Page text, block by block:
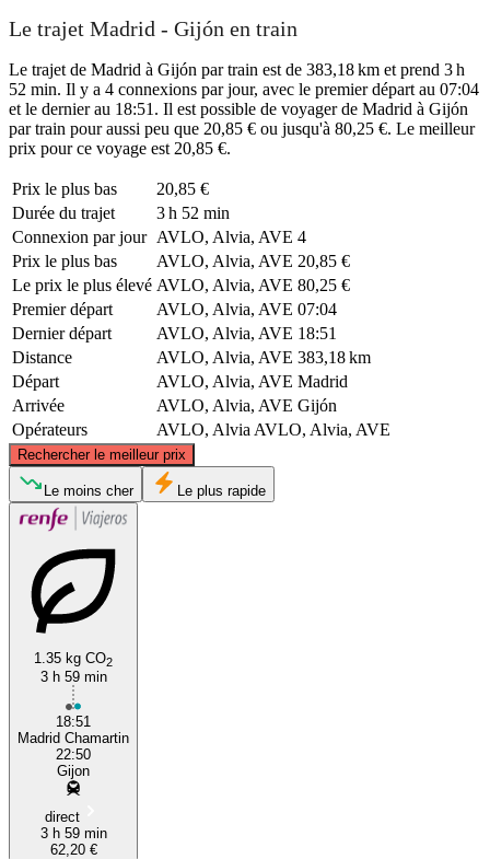
Le trajet Madrid - Gijón en train
Le trajet de Madrid à Gijón par train est de 383,18 km et prend 3 h
52 min. Il y a 4 connexions par jour, avec le premier départ au 07:04
et le dernier au 18:51. Il est possible de voyager de Madrid à Gijón
par train pour aussi peu que 20,85 € ou jusqu'à 80,25 €. Le meilleur
prix pour ce voyage est 20,85 €.
Prix ​​le plus bas
20,85 €
Durée du trajet
3 h 52 min
Connexion par jour AVLO, Alvia, AVE 4
Prix ​​le plus bas
AVLO, Alvia, AVE 20,85 €
Le prix le plus élevé AVLO, Alvia, AVE 80,25 €
Premier départ
AVLO, Alvia, AVE 07:04
Dernier départ
AVLO, Alvia, AVE 18:51
Distance
AVLO, Alvia, AVE 383,18 km
Départ
AVLO, Alvia, AVE Madrid
Arrivée
AVLO, Alvia, AVE Gijón
Opérateurs
AVLO, Alvia AVLO, Alvia, AVE
Rechercher le meilleur prix
Gijón
© CARTO, © OpenStreetMapcontributors
Le moins cher Le plus rapide
1.35 kg CO2
3 h 59 min
18:51
Madrid Chamartin
22:50
Gijon
direct
3 h 59 min
62,20 €